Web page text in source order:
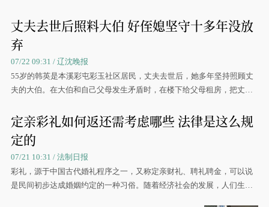
丈夫去世后照料大伯 好侄媳坚守十多年没放
弃
07/22 09:31 / 辽沈晚报
55岁的韩英是本溪彩屯彩玉社区居民，丈夫去世后，她多年坚持照顾丈
夫的大伯。在大伯和自己父母发生矛盾时，在楼下给父母租房，把丈夫
定亲彩礼如何返还需考虑哪些 法律是这么规
定的
07/21 10:31 / 法制日报
彩礼，源于中国古代婚礼程序之一，又称定亲财礼、聘礼聘金，可以说
是民间初步达成婚姻约定的一种习俗。随着经济社会的发展，人们生活